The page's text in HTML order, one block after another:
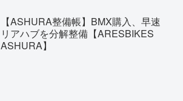
【ASHURA整備帳】BMX購入、早速
リアハブを分解整備【ARESBIKES
ASHURA】